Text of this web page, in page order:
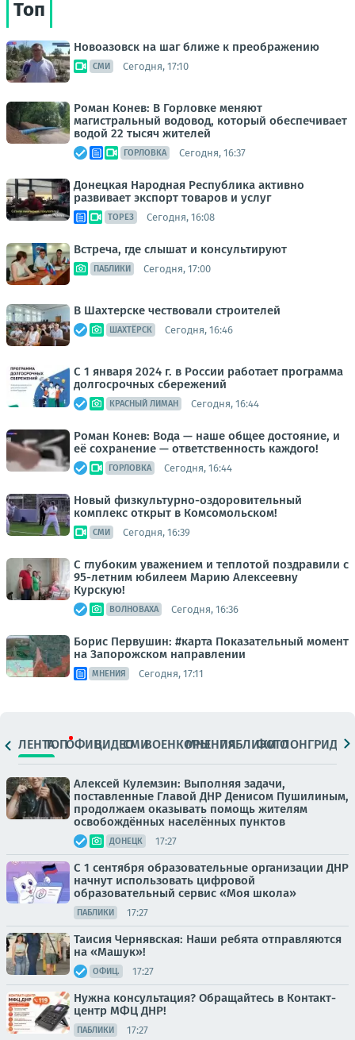
Топ
Новоазовск на шаг ближе к преображению
СМИ Сегодня, 17:10
Роман Конев: В Горловке меняют
магистральный водовод, который обеспечивает
водой 22 тысяч жителей
ГОРЛОВКА Сегодня, 16:37
Донецкая Народная Республика активно
развивает экспорт товаров и услуг
ТОРЕЗ Сегодня, 16:08
Встреча, где слышат и консультируют
ПАБЛИКИ Сегодня, 17:00
В Шахтерске чествовали строителей
ШАХТЁРСК Сегодня, 16:46
С 1 января 2024 г. в России работает программа
долгосрочных сбережений
КРАСНЫЙ ЛИМАН Сегодня, 16:44
Роман Конев: Вода — наше общее достояние, и
её сохранение — ответственность каждого!
ГОРЛОВКА Сегодня, 16:44
Новый физкультурно-оздоровительный
комплекс открыт в Комсомольском!
СМИ Сегодня, 16:39
С глубоким уважением и теплотой поздравили с
95-летним юбилеем Марию Алексеевну
Курскую!
ВОЛНОВАХА Сегодня, 16:36
Борис Первушин: #карта Показательный момент
на Запорожском направлении
МНЕНИЯ Сегодня, 17:11
ЛЕНТАТОПОФИЦ.ВИДЕОСМИВОЕНКОРЫМНЕНИЯПАБЛИКИ
ФОТОЛОНГРИДЫ
Алексей Кулемзин: Выполняя задачи,
поставленные Главой ДНР Денисом Пушилиным,
продолжаем оказывать помощь жителям
освобождённых населённых пунктов
ДОНЕЦК 17:27
С 1 сентября образовательные организации ДНР
начнут использовать цифровой
образовательный сервис «Моя школа»
ПАБЛИКИ 17:27
Таисия Чернявская: Наши ребята отправляются
на «Машук»!
ОФИЦ. 17:27
Нужна консультация? Обращайтесь в Контакт-
центр МФЦ ДНР!
ПАБЛИКИ 17:27